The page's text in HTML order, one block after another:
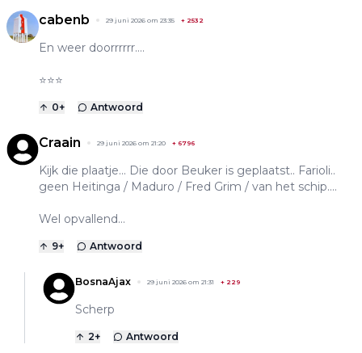
cabenb 29 juni 2026 om 23:35 + 2532
En weer doorrrrrr….
⭐️⭐️⭐️
0+ Antwoord
Craain 29 juni 2026 om 21:20 + 6796
Kijk die plaatje... Die door Beuker is geplaatst.. Farioli..
geen Heitinga / Maduro / Fred Grim / van het schip....
Wel opvallend...
9+ Antwoord
BosnaAjax 29 juni 2026 om 21:31 + 229
Scherp
2+ Antwoord